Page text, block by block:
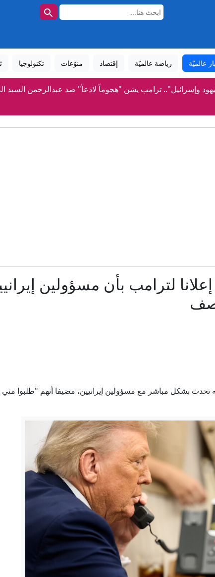
عالميّة رياضة عالميّة إقتصاد منوّعات تكنولوجيا
وإسرائيل".. ترامب يشن "هجوماً لاذعاً" ضد عبدالرحمن السيد
أبراج الحمام التراثية بقرية صوص تروى قصة قرن من
إيران.. الاتفاق في مراحله النهائية وطهران تكشف تفاصيل
منها دعم إنفانتينو.. إليك نتائج الاجتماع الطارئ
من 12 كلمة.. "تريزيجيه" يوجه رسالة لمحمد صلاح بعد انتقاله إلى طرابزون سبور
التأمينات: منحة القطع تُصرف لمرة واحدة.. تعرف على شروط
"كرة من اللهب".. تحذير إيراني يثير قلق دول
أخبار × 24 ساعة.. التموين والزراعة وجهاز مستقبل مصر يطرحون السكر الحر بـ25 جنيهًا
للتنسيق.. والخدمة أصبحت إلكترونية بالكامل
لترامب بأن مسؤولين
تحدث بشكل مباشر مع مسؤولين إيرانيين، مضيفا أنهم "طلبوا